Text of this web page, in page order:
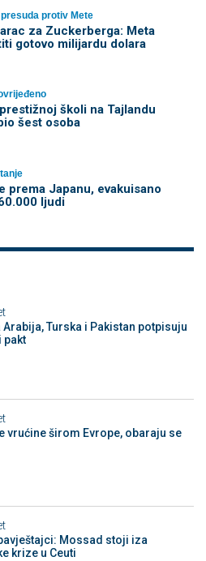
protiv Mete
za Zuckerberga: Meta
gotovo milijardu dolara
školi na Tajlandu
šest osoba
prema Japanu, evakuisano
ljudi
Turska i Pakistan potpisuju
pakt
vrućine širom Evrope, obaraju se
Mossad stoji iza
krize u Ceuti